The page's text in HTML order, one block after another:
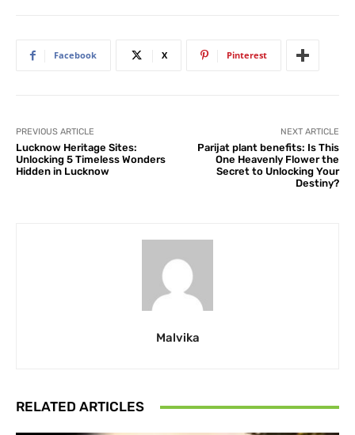
Facebook X Pinterest
PREVIOUS ARTICLE
Lucknow Heritage Sites:
Unlocking 5 Timeless Wonders
Hidden in Lucknow
NEXT ARTICLE
Parijat plant benefits: Is This
One Heavenly Flower the
Secret to Unlocking Your
Destiny?
Malvika
RELATED ARTICLES